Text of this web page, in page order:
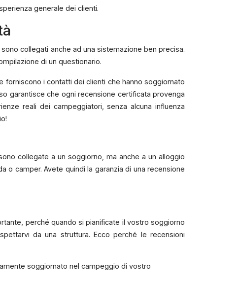
generale dei clienti.
collegati anche ad una sistemazione ben precisa.
di un questionario.
forniscono i contatti dei clienti che hanno soggiornato
garantisce che ogni recensione certificata provenga
reali dei campeggiatori, senza alcuna influenza
collegate a un soggiorno, ma anche a un alloggio
camper. Avete quindi la garanzia di una recensione
perché quando si pianificate il vostro soggiorno
da una struttura. Ecco perché le recensioni
soggiornato nel campeggio di vostro